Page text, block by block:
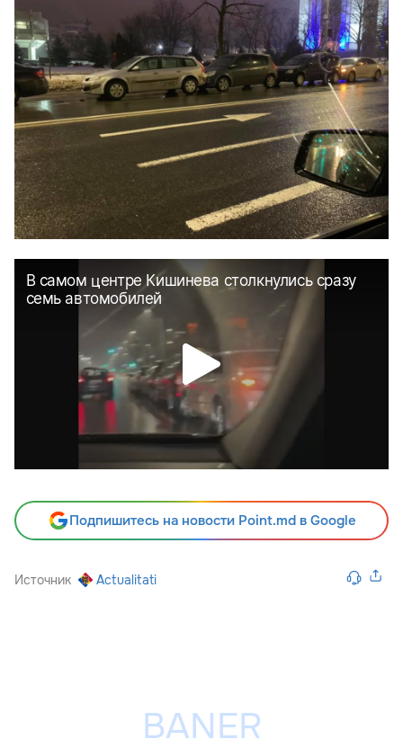
Подпишитесь на новости Point.md в Google
Источник Actualitati